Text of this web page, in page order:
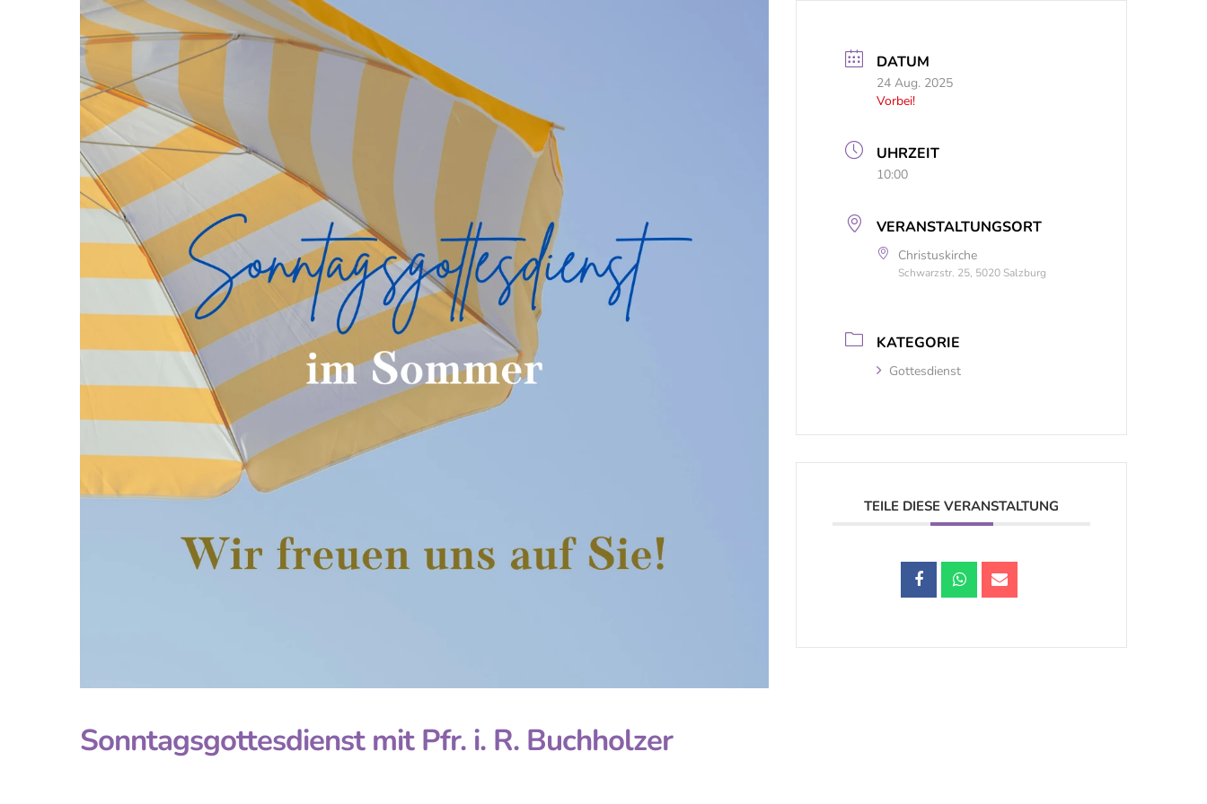
Sonntagsgottesdienst mit Pfr. i. R. Buchholzer
DATUM
24 Aug. 2025
Vorbei!
UHRZEIT
10:00
VERANSTALTUNGSORT
Christuskirche
Schwarzstr. 25, 5020 Salzburg
KATEGORIE
Gottesdienst
TEILE DIESE VERANSTALTUNG